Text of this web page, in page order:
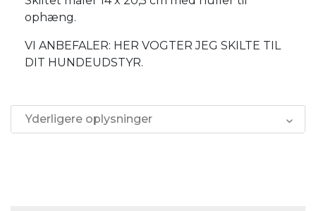
ophæng.
VI ANBEFALER: HER VOGTER JEG SKILTE TIL
DIT HUNDEUDSTYR.
Yderligere oplysninger